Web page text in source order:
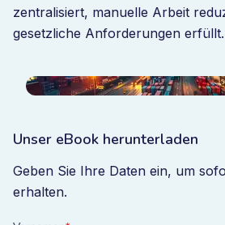
zentralisiert, manuelle Arbeit
gesetzliche Anforderungen erfüllt.
Unser eBook herunterladen
Geben Sie Ihre Daten ein, um
erhalten.